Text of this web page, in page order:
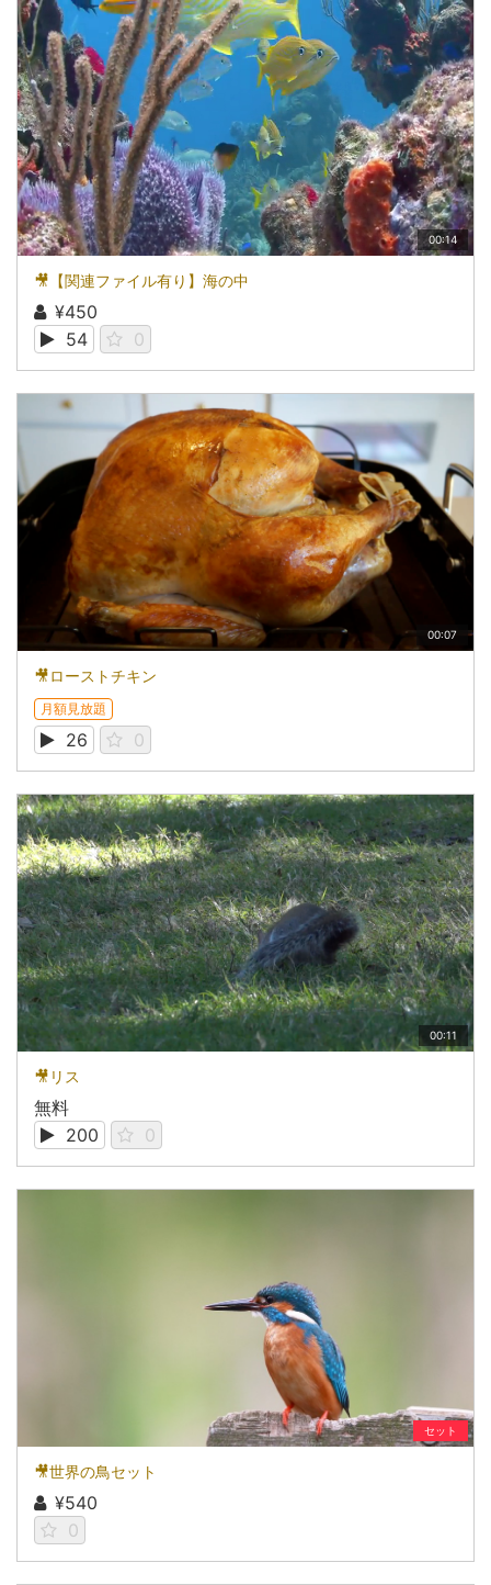
00:14
🎥【関連ファイル有り】海の中
¥450
54
0
00:07
🎥ローストチキン
月額見放題
26 0
00:11
🎥リス
無料
200
0
セット
🎥世界の鳥セット
¥540
0